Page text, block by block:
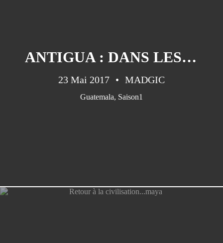
ANTIGUA : DANS LES PAS DES CONQUISTADORES.
23 Mai 2017 MADGIC
Guatemala, Saison1